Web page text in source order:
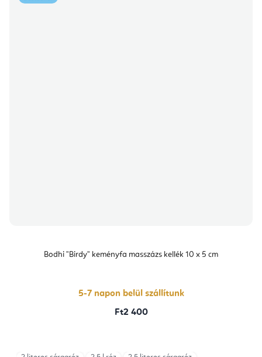
Bodhi "Birdy" keményfa masszázs kellék 10 x 5 cm
5-7 napon belül szállítunk
Ft2 400